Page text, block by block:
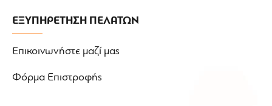
ΕΞΥΠΗΡΕΤΗΣΗ ΠΕΛΑΤΩΝ
Επικοινωνήστε μαζί μας
Φόρμα Επιστροφής